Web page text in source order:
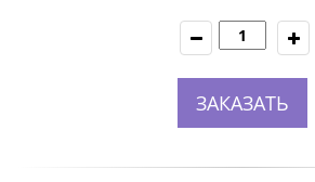
ЗАКАЗАТЬ